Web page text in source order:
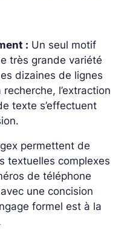
: Un seul motif
très grande variété
dizaines de lignes
l’extraction
texte s’effectuent
permettent de
textuelles complexes
de téléphone
une concision
formel est à la